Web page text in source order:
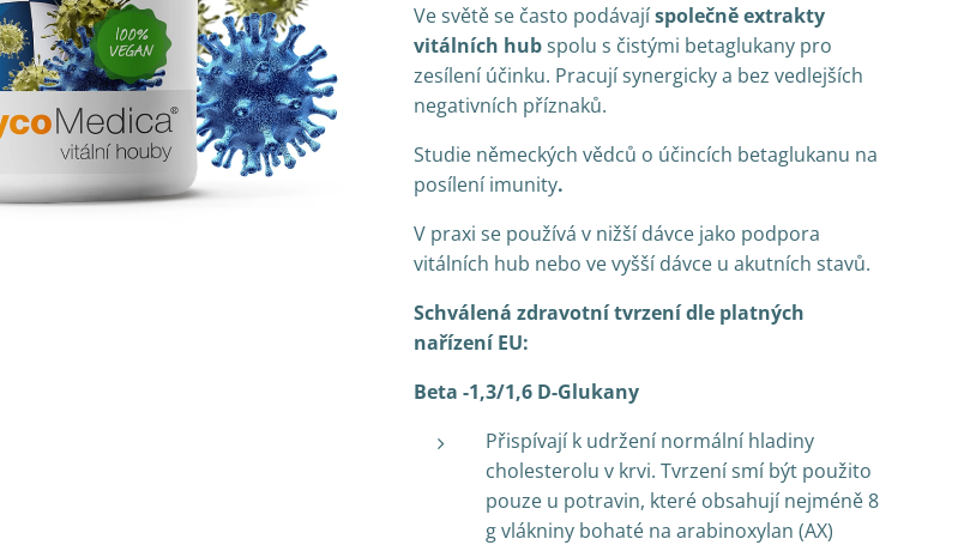
Ve světě se často podávajíspolečně extrakty
vitálních hubspolu s čistými betaglukany pro
zesílení účinku. Pracují synergicky a bez vedlejších
negativních příznaků.
Studie německých vědců o účincích betaglukanu na
posílení imunity.
V praxi se používá v nižší dávce jako podpora
vitálních hub nebo ve vyšší dávce u akutních stavů.
Schválená zdravotní tvrzení dle platných
nařízení EU:
Beta -1,3/1,6 D-Glukany
Přispívají k udržení normální hladiny
cholesterolu v krvi. Tvrzení smí být použito
pouze u potravin, které obsahují nejméně 8
g vlákniny bohaté na arabinoxylan (AX)